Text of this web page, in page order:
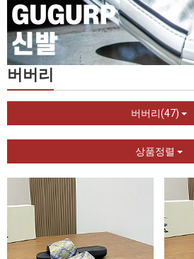
버버리
버버리(47)
상품정렬